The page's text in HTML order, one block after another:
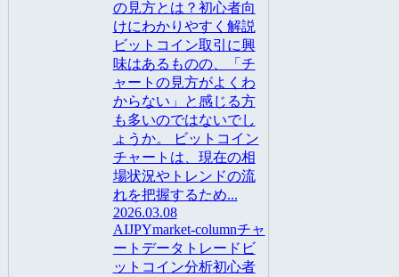
の見方とは？初心者向
けにわかりやすく解説
ビットコイン取引に興
味はあるものの、「チ
ャートの見方がよくわ
からない」と感じる方
も多いのではないでし
ょうか。 ビットコイン
チャートは、現在の相
場状況やトレンドの流
れを把握するため...
2026.03.08
AIJPYmarket-columnチャ
ート データ トレード ビ
ットコイン分析初心者